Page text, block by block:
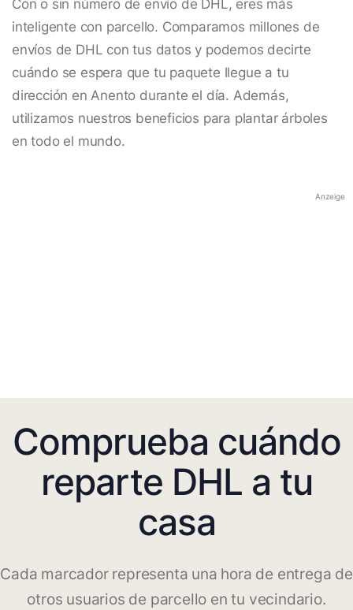
Con o sin número de envío de DHL, eres más
inteligente con parcello. Comparamos millones de
envíos de DHL con tus datos y podemos decirte
cuándo se espera que tu paquete llegue a tu
dirección en Anento durante el día. Además,
utilizamos nuestros beneficios para plantar árboles
en todo el mundo.
Anzeige
Comprueba cuándo
reparte DHL a tu
casa
Cada marcador representa una hora de entrega de
otros usuarios de parcello en tu vecindario.